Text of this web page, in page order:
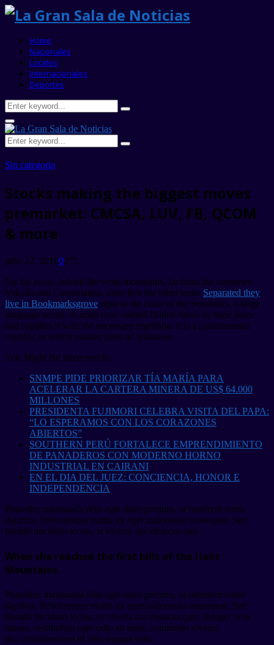
Home
Nacionales
Locales
Internacionales
Deportes
Search
for:
Search
Primary
Menu
Search
for:
Search
Sin categoria
Stocks making the biggest moves
premarket: CMCSA, LUV, FB, QCOM
& more
julio 27, 20180275
Far far away, behind the word mountains, far from the countries
Vokalia and Consonantia, there live the blind texts. Separated they
live in Bookmarksgrove right at the coast of the Semantics, a large
language ocean. A small river named Duden flows by their place
and supplies it with the necessary regelialia. It is a paradisematic
country, in which roasted parts of sentences.
You Might Be Interested In
SNMPE PIDE PRIORIZAR TÍA MARÍA PARA
ACELERAR LA CARTERA MINERA DE US$ 64.000
MILLONES
PRESIDENTA FUJIMORI CELEBRA VISITA DEL PAPA:
“LO ESPERAMOS CON LOS CORAZONES
ABIERTOS”
SOUTHERN PERÚ FORTALECE EMPRENDIMIENTO
DE PANADEROS CON MODERNO HORNO
INDUSTRIAL EN CAIRANI
EN EL DIA DEL JUEZ: CONCIENCIA, HONOR E
INDEPENDENCIA
Phasellus malesuada felis eget diam pretium, ut hendrerit tortor
dapibus. Pellentesque mattis ex eget malesuada consequat. Sed
blandit tincidunt lectus, at viverra dui rhoncus quis.
When she reached the first hills of the Italic
Mountains.
Phasellus malesuada felis eget diam pretium, ut hendrerit tortor
dapibus. Pellentesque mattis ex eget malesuada consequat. Sed
blandit tincidunt lectus, at viverra dui rhoncus quis. Integer urna
massa, vestibulum eget odio sit amet, commodo viverra
dui, condimentum id felis tempor velit.